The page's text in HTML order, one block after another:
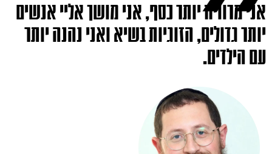
אני מרוויח יותר כסף, אני מושך אליי אנשים
יותר גדולים, הזוגיות בשיא ואני נהנה יותר
עם הילדים.